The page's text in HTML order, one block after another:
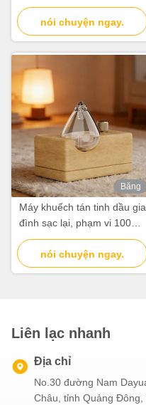
không nước, thiết kế hiện đại
tối giản
nói chuyện ngay.
Băng
Máy khuếch tán tinh dầu gia
đình sạc lại, phạm vi 100m³,
có điều khiển đèn độc lập
nói chuyện ngay.
Liên lạc nhanh
Địa chỉ
No.30 đường Nam
Châu, tỉnh Quảng Đông,